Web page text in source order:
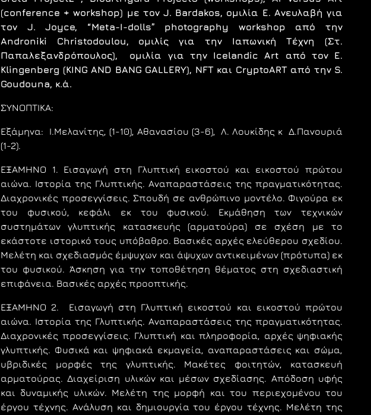
(conference + workshop) με τον J. Bardakos, ομιλία E. Ανευλαβή για
τον J. Joyce, “Meta-Ι-dolls” photography workshop από την
Androniki Christodoulou, ομιλίς για την Ιαπωνική Τέχνη (Στ.
Παπαλεξανδρόπουλος), ομιλία για την Icelandic Art από τον E.
Klingenberg (KING AND BANG GALLERY), NFT και CryptoART από την S.
Goudouna, κ.ά.
ΣΥΝΟΠΤΙΚΑ:
Eξάμηνα: Ι.Μελανίτης, (1-10), Αθανασίου (3-6), Λ. Λουκίδης κ Δ.Πανουριά
(1-2).
ΕΞΑΜΗΝΟ 1. Eισαγωγή στη Γλυπτική εικοστού και εικοστού πρώτου
αιώνα. Ιστορία της Γλυπτικής. Αναπαραστάσεις της πραγματικότητας.
Διαχρονικές προσεγγίσεις.Σπουδή σε ανθρώπινο μοντέλο. Φιγούρα εκ
του φυσικού, κεφάλι εκ του φυσικού. Εκμάθηση των τεχνικών
συστημάτων γλυπτικής κατασκευής (αρματούρα) σε σχέση με το
εκάστοτε ιστορικό τους υπόβαθρο. Βασικές αρχές ελεύθερου σχεδίου.
Μελέτη και σχεδιασμός έμψυχων και άψυχων αντικειμένων (πρότυπα) εκ
του φυσικού. Άσκηση για την τοποθέτηση θέματος στη σχεδιαστική
επιφάνεια. Βασικές αρχές προοπτικής.
ΕΞΑΜΗΝΟ 2. Eισαγωγή στη Γλυπτική εικοστού και εικοστού πρώτου
αιώνα. Ιστορία της Γλυπτικής. Αναπαραστάσεις της πραγματικότητας.
Διαχρονικές προσεγγίσεις. Γλυπτική και πληροφορία, αρχές ψηφιακής
γλυπτικής. Φυσικά και ψηφιακά εκμαγεία, αναπαραστάσεις και σώμα,
υβριδικές μορφές της γλυπτικής. Μακέτες φοιτητών, κατασκευή
αρματούρας.Διαχείριση υλικών και μέσων σχεδίασης. Απόδοση υφής
και δυναμικής υλικών. Μελέτη της μορφή και του περιεχομένου του
έργου τέχνης. Ανάλυση και δημιουργία του έργου τέχνης. Μελέτη της